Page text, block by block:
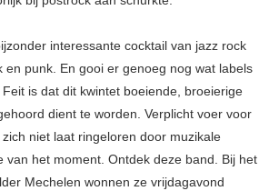
interessante cocktail van jazz rock
en punk. En gooi er genoeg nog wat labels
is dat dit kwintet boeiende, broeierige
dient te worden. Verplicht voer voor
niet laat ringeloren door muzikale
van het moment. Ontdek deze band. Bij het
Mechelen wonnen ze vrijdagavond